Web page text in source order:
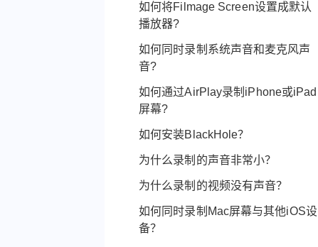
我如何才能获取Filmage Screen的
一个序列码可以在几台设备上使用?
Filmage Screen是否支持批量购买
授权（VPP）？
我已经购买了6个月专业版，是否还
呢？
我可以获得终身免费使用资格吗？
为什么我输入了朋友的邀请码还是
没有获得免费升级资格？
如何将Filmage Screen设置成默认
播放器?
如何同时录制系统声音和麦克风声
音?
如何通过AirPlay录制iPhone或iPad
屏幕?
如何安装BlackHole？
为什么录制的声音非常小？
为什么录制的视频没有声音？
如何同时录制Mac屏幕与其他iOS设
备？